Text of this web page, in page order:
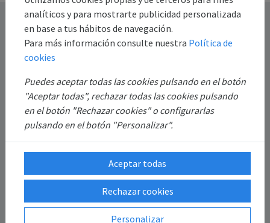
Destacado
Información
Mi Cuenta
Sobre Nosotros
analíticos y para mostrarte publicidad personalizada
en base a tus hábitos de navegación.
Para más información consulte nuestra Política de
cookies
Puedes aceptar todas las cookies pulsando en el botón
"Aceptar todas", rechazar todas las cookies pulsando
en el botón "Rechazar cookies" o configurarlas
pulsando en el botón "Personalizar".
Aceptar todas
Rechazar cookies
Personalizar